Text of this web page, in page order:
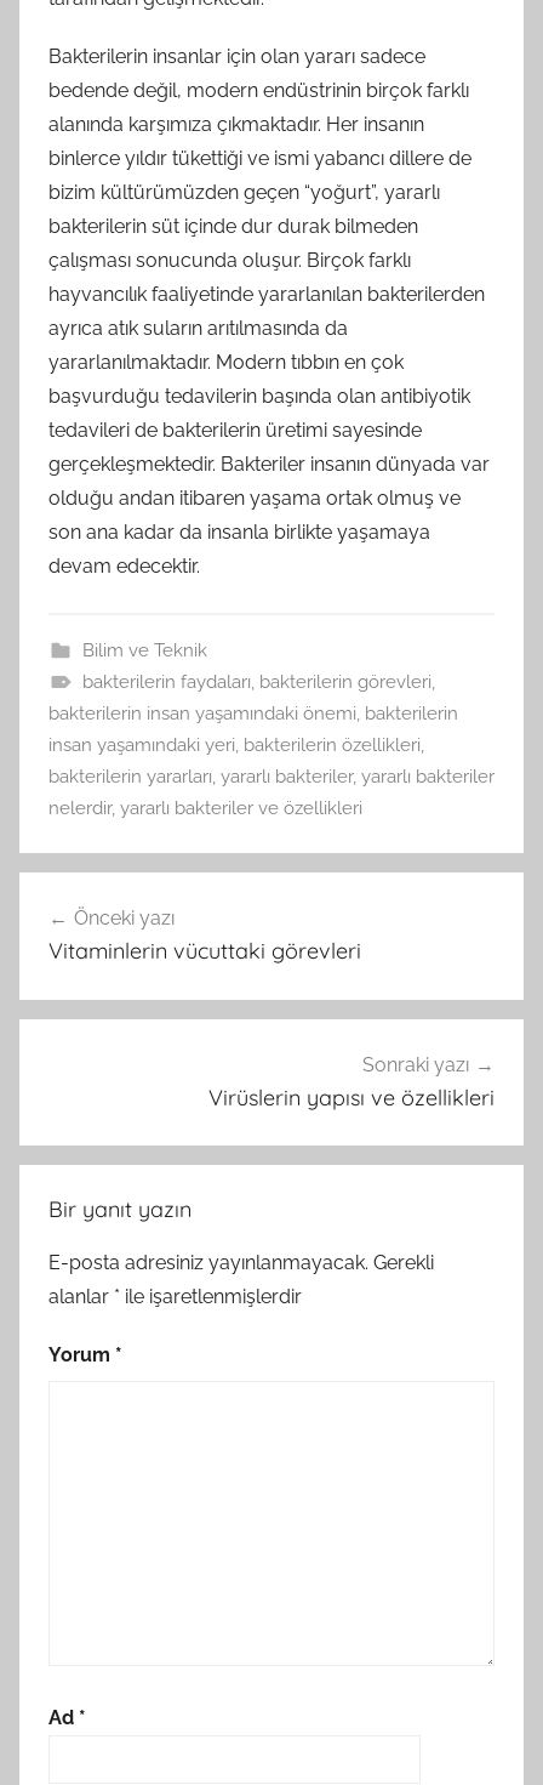
Bakterilerin insanlar için olan yararı sadece
bedende değil, modern endüstrinin birçok farklı
alanında karşımıza çıkmaktadır. Her insanın
binlerce yıldır tükettiği ve ismi yabancı dillere de
bizim kültürümüzden geçen “yoğurt”, yararlı
bakterilerin süt içinde dur durak bilmeden
çalışması sonucunda oluşur. Birçok farklı
hayvancılık faaliyetinde yararlanılan bakterilerden
ayrıca atık suların arıtılmasında da
yararlanılmaktadır. Modern tıbbın en çok
başvurduğu tedavilerin başında olan antibiyotik
tedavileri de bakterilerin üretimi sayesinde
gerçekleşmektedir. Bakteriler insanın dünyada var
olduğu andan itibaren yaşama ortak olmuş ve
son ana kadar da insanla birlikte yaşamaya
devam edecektir.
Bilim ve Teknik
bakterilerin faydaları, bakterilerin görevleri,
bakterilerin insan yaşamındaki önemi, bakterilerin
insan yaşamındaki yeri, bakterilerin özellikleri,
bakterilerin yararları, yararlı bakteriler, yararlı bakteriler
nelerdir, yararlı bakteriler ve özellikleri
gezinmesi
Önceki yazı
Vitaminlerin vücuttaki görevleri
Sonraki yazı
Virüslerin yapısı ve özellikleri
Bir yanıt yazın
E-posta adresiniz yayınlanmayacak. Gerekli
alanlar * ile işaretlenmişlerdir
Yorum *
Ad *